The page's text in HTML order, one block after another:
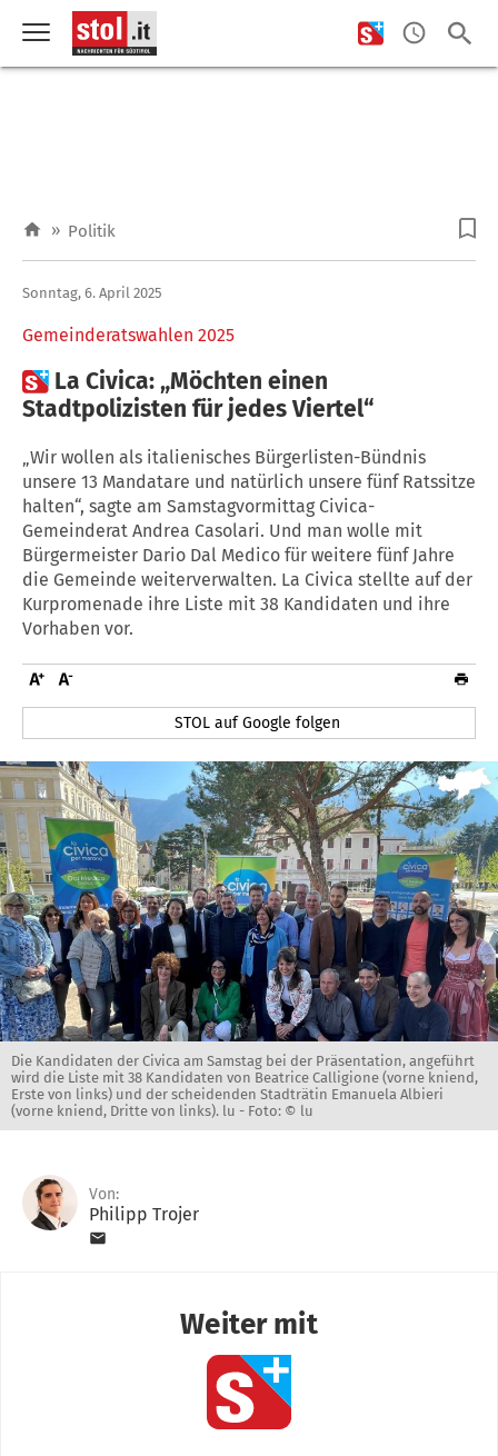
» Politik
Gemeinderatswahlen 2025
Sonntag, 6. April 2025
 La Civica: „Möchten einen
Stadtpolizisten für jedes Viertel“
„Wir wollen als italienisches Bürgerlisten-Bündnis
unsere 13 Mandatare und natürlich unsere fünf Ratssitze
halten“, sagte am Samstagvormittag Civica-
Gemeinderat Andrea Casolari. Und man wolle mit
Bürgermeister Dario Dal Medico für weitere fünf Jahre
die Gemeinde weiterverwalten. La Civica stellte auf der
Kurpromenade ihre Liste mit 38 Kandidaten und ihre
Vorhaben vor.
STOL auf Google folgen
Die Kandidaten der Civica am Samstag bei der Präsentation, angeführt
wird die Liste mit 38 Kandidaten von Beatrice Calligione (vorne kniend,
Erste von links) und der scheidenden Stadträtin Emanuela Albieri
(vorne kniend, Dritte von links). lu - Foto: © lu
Von:
Philipp Trojer